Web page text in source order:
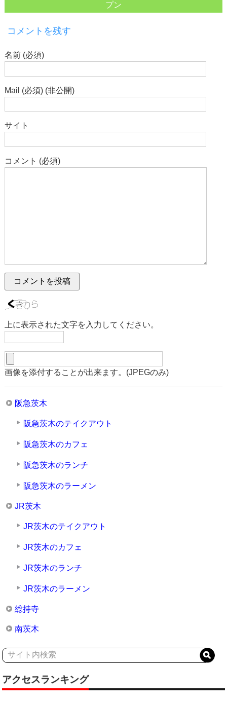
プン
コメントを残す
名前 (必須)
Mail (必須) (非公開)
サイト
コメント (必須)
上に表示された文字を入力してください。
画像を添付することが出来ます。(JPEGのみ)
阪急茨木
阪急茨木のテイクアウト
阪急茨木のカフェ
阪急茨木のランチ
阪急茨木のラーメン
JR茨木
JR茨木のテイクアウト
JR茨木のカフェ
JR茨木のランチ
JR茨木のラーメン
総持寺
南茨木
アクセスランキング